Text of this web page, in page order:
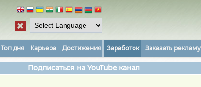
Топ дня Карьера Достижения Заработок Заказать рекламу
Подписаться на YouTube канал